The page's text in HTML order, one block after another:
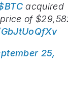
acquired
of
25,